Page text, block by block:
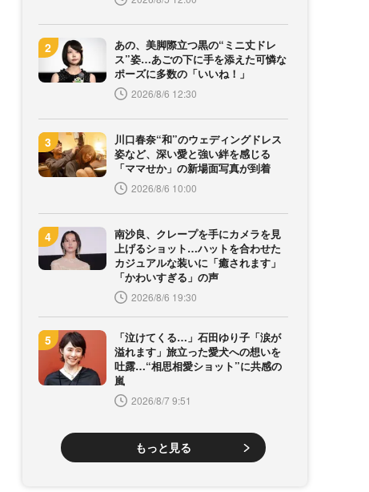
あの、美脚際立つ黒の“ミニ丈ドレ
ス”姿…あごの下に手を添えた可憐な
ポーズに多数の「いいね！」
2026/8/6 12:30
川口春奈“和”のウェディングドレス
姿など、深い愛と強い絆を感じる
「ママせか」の新場面写真が到着
2026/8/6 10:00
南沙良、クレープを手にカメラを見
上げるショット…ハットを合わせた
カジュアルな装いに「癒されます」
「かわいすぎる」の声
2026/8/6 19:30
「泣けてくる…」石田ゆり子「涙が
溢れます」旅立った愛犬への想いを
吐露…“相思相愛ショット”に共感の
嵐
2026/8/7 9:51
もっと見る